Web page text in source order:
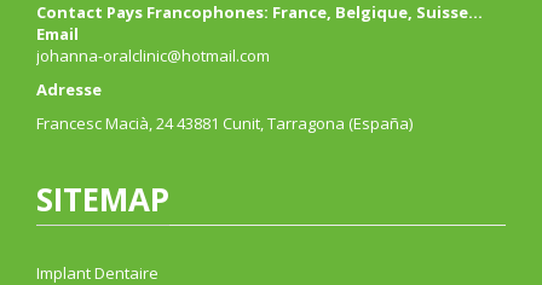
Contact Pays Francophones: France, Belgique, Suisse…
Email
johanna-oralclinic@hotmail.com
Adresse
Francesc Macià, 24 43881 Cunit, Tarragona (España)
SITEMAP
Implant Dentaire